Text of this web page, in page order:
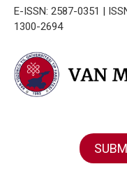
E-ISSN: 2587-0351 |
1300-2694